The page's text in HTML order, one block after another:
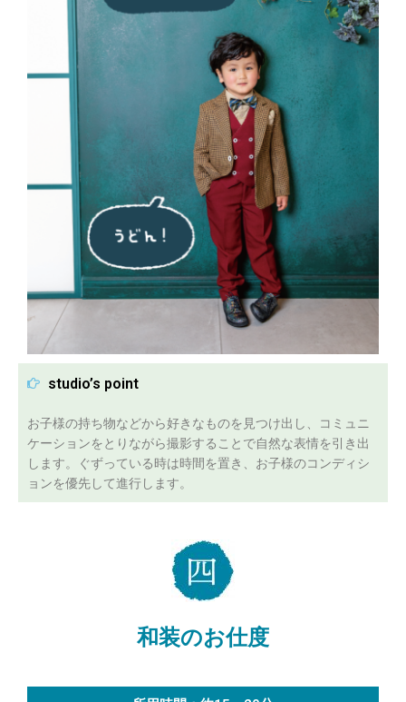
studio’s point
お子様の持ち物などから好きなものを見つけ出し、コミュニ
ケーションをとりながら撮影することで自然な表情を引き出
します。ぐずっている時は時間を置き、お子様のコンディシ
ョンを優先して進行します。
和装のお仕度